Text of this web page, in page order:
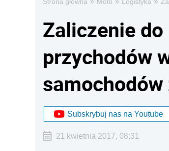
Zaliczenie
przychodów
Subskrybuj nas na Youtube
21 kwietnia 2017, 08:31